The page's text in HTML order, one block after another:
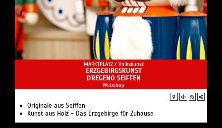
MARKTPLATZ / Volkskunst
ERZGEBIRGSKUNST
DREGENO SEIFFEN
Webshop
Originale aus Seiffen
Kunst aus Holz - Das Erzgebirge für Zuhause